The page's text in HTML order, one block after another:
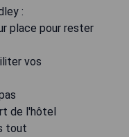
:
place pour rester
vos
de l'hôtel
tout